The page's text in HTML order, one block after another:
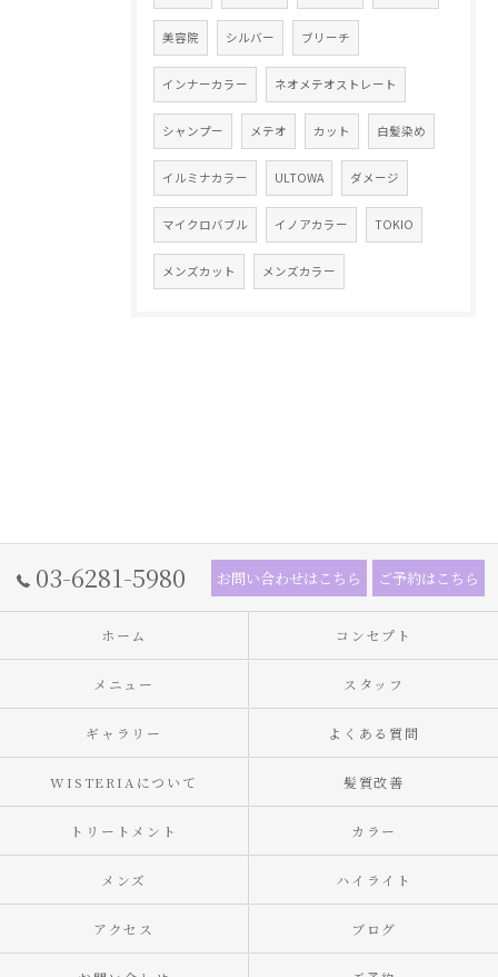
美容院 シルバー ブリーチ
インナーカラー ネオメテオストレート
シャンプー メテオ カット 白髪染め
イルミナカラー ULTOWA ダメージ
マイクロバブル イノアカラー TOKIO
メンズカット メンズカラー
03-6281-5980 お問い合わせはこちら ご予約はこちら
ホーム コンセプト
メニュー スタッフ
ギャラリー よくある質問
WISTERIAについて 髪質改善
トリートメント カラー
メンズ ハイライト
アクセス ブログ